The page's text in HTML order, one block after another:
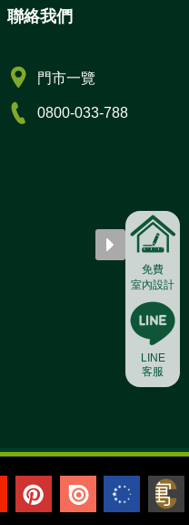
免費
室內設計
LINE
客服
聯絡我們
門市一覽
0800-033-788